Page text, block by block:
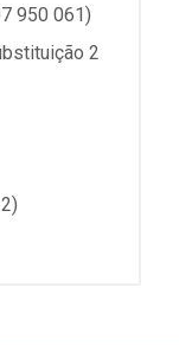
950 061)
2